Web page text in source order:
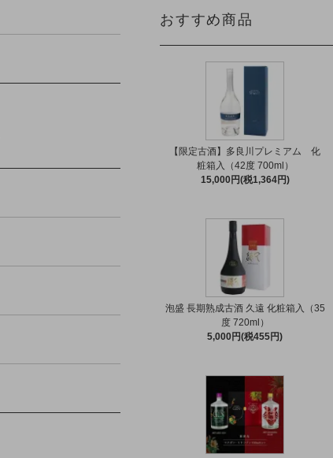
おすすめ商品
【限定古酒】多良川プレミアム 化
粧箱入（42度 700ml）
15,000円(税1,364円)
泡盛 長期熟成古酒 久遠 化粧箱入（35
度 720ml）
5,000円(税455円)